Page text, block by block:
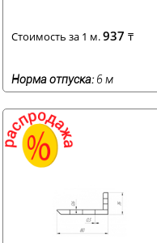
Стоимость за 1 м.937 ₸
Норма отпуска: 6 м